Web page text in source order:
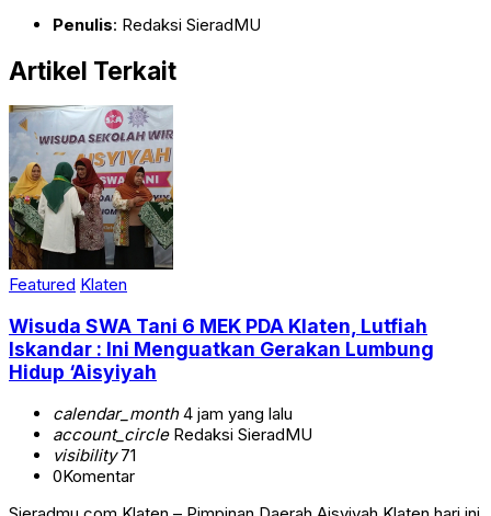
Penulis: Redaksi SieradMU
Artikel Terkait
Featured Klaten
Wisuda SWA Tani 6 MEK PDA Klaten, Lutfiah
Iskandar : Ini Menguatkan Gerakan Lumbung
Hidup ‘Aisyiyah
calendar_month4 jam yang lalu
account_circleRedaksi SieradMU
visibility71
0Komentar